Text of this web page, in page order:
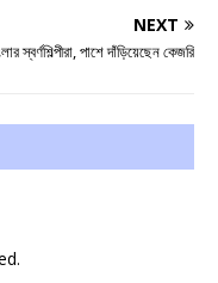
NEXT
স্বর্ণশিল্পীরা, পাশে দাঁড়িয়েছেন কেজরি